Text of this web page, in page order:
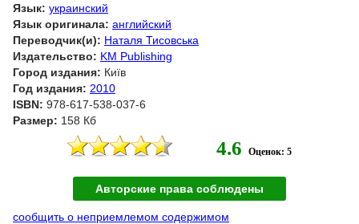
Язык: украинский
Язык оригинала: английский
Переводчик(и): Наталя Тисовська
Издательство: KM Publishing
Город издания: Київ
Год издания: 2010
ISBN: 978-617-538-037-6
Размер: 158 Кб
4.6 Оценок: 5
Авторские права соблюдены
сообщить о неприемлемом содержимом